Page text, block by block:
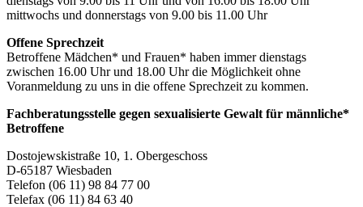
mittwochs und donnerstags von 9.00 bis 11.00 Uhr
Offene Sprechzeit
Betroffene Mädchen* und Frauen* haben immer dienstags
zwischen 16.00 Uhr und 18.00 Uhr die Möglichkeit ohne
Voranmeldung zu uns in die offene Sprechzeit zu kommen.
Fachberatungsstelle gegen sexualisierte Gewalt für männliche*
Betroffene
Dostojewskistraße 10, 1. Obergeschoss
D-65187 Wiesbaden
Telefon (06 11) 98 84 77 00
Telefax (06 11) 84 63 40